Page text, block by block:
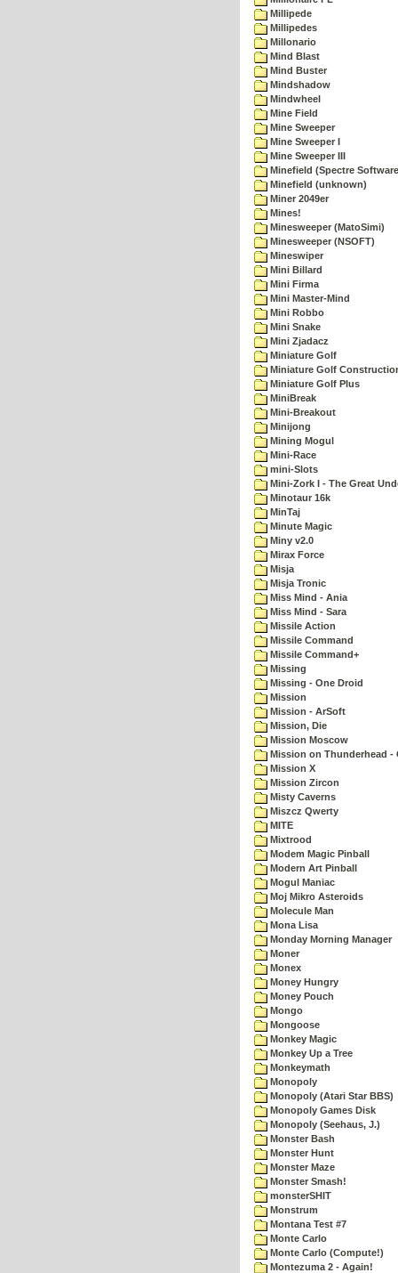
Millipede
Millipedes
Millonario
Mind Blast
Mind Buster
Mindshadow
Mindwheel
Mine Field
Mine Sweeper
Mine Sweeper I
Mine Sweeper III
Minefield (Spectre
Minefield (unknown)
Miner 2049er
Mines!
Minesweeper (MatoSimi)
Minesweeper (NSOFT)
Mineswiper
Mini Billard
Mini Firma
Mini Master-Mind
Mini Robbo
Mini Snake
Mini Zjadacz
Miniature Golf
Miniature Golf
Miniature Golf Plus
MiniBreak
Mini-Breakout
Minijong
Mining Mogul
Mini-Race
mini-Slots
Mini-Zork I - The Great
Minotaur 16k
MinTaj
Minute Magic
Miny v2.0
Mirax Force
Misja
Misja Tronic
Miss Mind - Ania
Miss Mind - Sara
Missile Action
Missile Command
Missile Command+
Missing
Missing - One Droid
Mission
Mission - ArSoft
Mission, Die
Mission Moscow
Mission on Thunderhead -
Mission X
Mission Zircon
Misty Caverns
Miszcz Qwerty
MITE
Mixtrood
Modem Magic Pinball
Modern Art Pinball
Mogul Maniac
Moj Mikro Asteroids
Molecule Man
Mona Lisa
Monday Morning Manager
Moner
Monex
Money Hungry
Money Pouch
Mongo
Mongoose
Monkey Magic
Monkey Up a Tree
Monkeymath
Monopoly
Monopoly (Atari Star BBS)
Monopoly Games Disk
Monopoly (Seehaus, J.)
Monster Bash
Monster Hunt
Monster Maze
Monster Smash!
monsterSHIT
Monstrum
Montana Test #7
Monte Carlo
Monte Carlo (Compute!)
Montezuma 2 - Again!